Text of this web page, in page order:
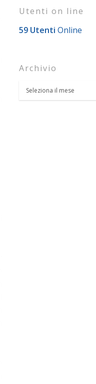
Utenti on line
59 Utenti Online
Archivio